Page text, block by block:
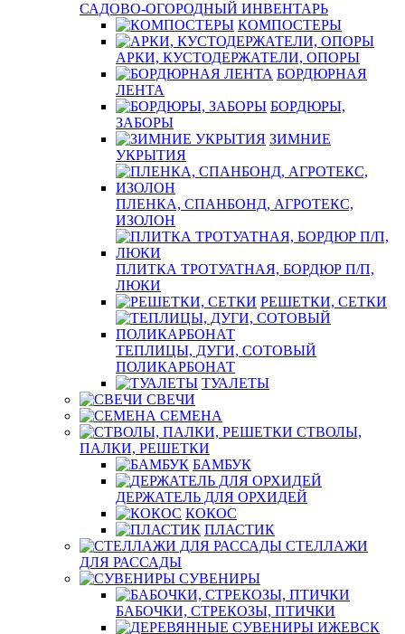
САДОВО-ОГОРОДНЫЙ ИНВЕНТАРЬ
КОМПОСТЕРЫ
АРКИ, КУСТОДЕРЖАТЕЛИ, ОПОРЫ
БОРДЮРНАЯ
ЛЕНТА
БОРДЮРЫ,
ЗАБОРЫ
ЗИМНИЕ
УКРЫТИЯ
ПЛЕНКА, СПАНБОНД, АГРОТЕКС,
ИЗОЛОН
ПЛИТКА ТРОТУАТНАЯ, БОРДЮР П/П,
ЛЮКИ
РЕШЕТКИ, СЕТКИ
ТЕПЛИЦЫ, ДУГИ, СОТОВЫЙ
ПОЛИКАРБОНАТ
ТУАЛЕТЫ
СВЕЧИ
СЕМЕНА
СТВОЛЫ,
ПАЛКИ, РЕШЕТКИ
БАМБУК
ДЕРЖАТЕЛЬ ДЛЯ ОРХИДЕЙ
КОКОС
ПЛАСТИК
СТЕЛЛАЖИ
ДЛЯ РАССАДЫ
СУВЕНИРЫ
БАБОЧКИ, СТРЕКОЗЫ, ПТИЧКИ